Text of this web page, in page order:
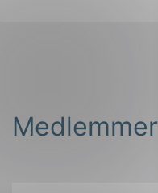
Medlemmer